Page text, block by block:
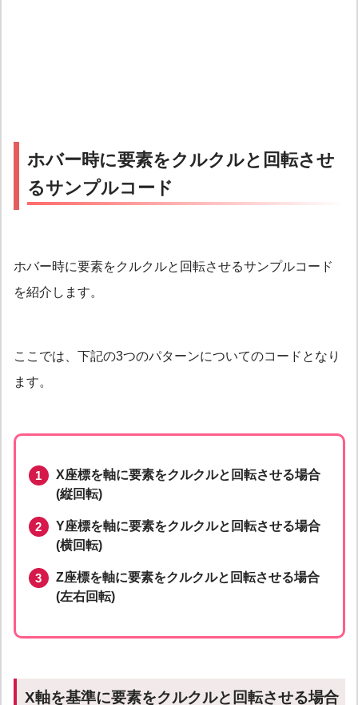
ホバー時に要素をクルクルと回転させ
るサンプルコード
ホバー時に要素をクルクルと回転させるサンプルコード
を紹介します。
ここでは、下記の3つのパターンについてのコードとなり
ます。
X座標を軸に要素をクルクルと回転させる場合
(縦回転)
Y座標を軸に要素をクルクルと回転させる場合
(横回転)
Z座標を軸に要素をクルクルと回転させる場合
(左右回転)
X軸を基準に要素をクルクルと回転させる場合